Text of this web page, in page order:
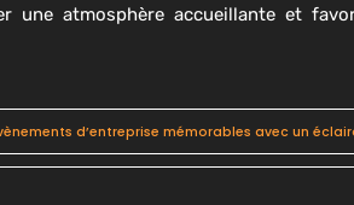
une atmosphère accueillante et